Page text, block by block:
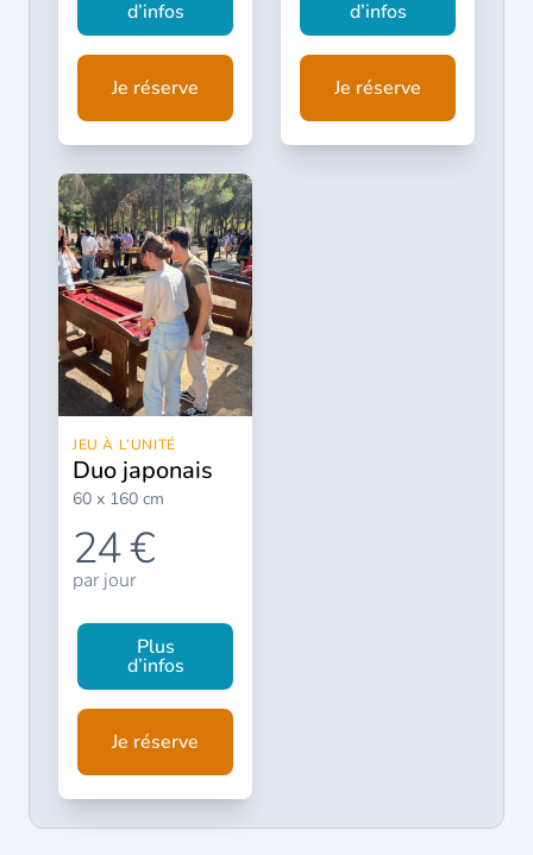
d’infos
Je réserve
d’infos
Je réserve
JEU À L’UNITÉ
duo japonais
60 x 160 cm
24 €
par jour
Plus
d’infos
Je réserve